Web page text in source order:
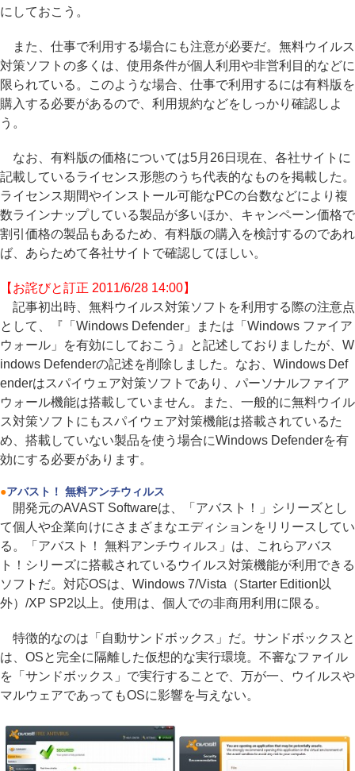
にしておこう。
また、仕事で利用する場合にも注意が必要だ。無料ウイルス
対策ソフトの多くは、使用条件が個人利用や非営利目的などに
限られている。このような場合、仕事で利用するには有料版を
購入する必要があるので、利用規約などをしっかり確認しよ
う。
なお、有料版の価格については5月26日現在、各社サイトに
記載しているライセンス形態のうち代表的なものを掲載した。
ライセンス期間やインストール可能なPCの台数などにより複
数ラインナップしている製品が多いほか、キャンペーン価格で
割引価格の製品もあるため、有料版の購入を検討するのであれ
ば、あらためて各社サイトで確認してほしい。
【お詫びと訂正 2011/6/28 14:00】
記事初出時、無料ウイルス対策ソフトを利用する際の注意点
として、『「Windows Defender」または「Windows ファイア
ウォール」を有効にしておこう』と記述しておりましたが、W
indows Defenderの記述を削除しました。なお、Windows Def
enderはスパイウェア対策ソフトであり、パーソナルファイア
ウォール機能は搭載していません。また、一般的に無料ウイル
ス対策ソフトにもスパイウェア対策機能は搭載されているた
め、搭載していない製品を使う場合にWindows Defenderを有
効にする必要があります。
●アバスト！ 無料アンチウィルス
開発元のAVAST Softwareは、「アバスト！」シリーズとし
て個人や企業向けにさまざまなエディションをリリースしてい
る。「アバスト！ 無料アンチウィルス」は、これらアバス
ト！シリーズに搭載されているウイルス対策機能が利用できる
ソフトだ。対応OSは、Windows 7/Vista（Starter Edition以
外）/XP SP2以上。使用は、個人での非商用利用に限る。
特徴的なのは「自動サンドボックス」だ。サンドボックスと
は、OSと完全に隔離した仮想的な実行環境。不審なファイル
を「サンドボックス」で実行することで、万が一、ウイルスや
マルウェアであってもOSに影響を与えない。